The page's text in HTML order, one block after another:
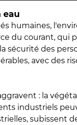
eau
humaines,
du courant, qui
sécurité des
avec des
: la
industriels
subissent